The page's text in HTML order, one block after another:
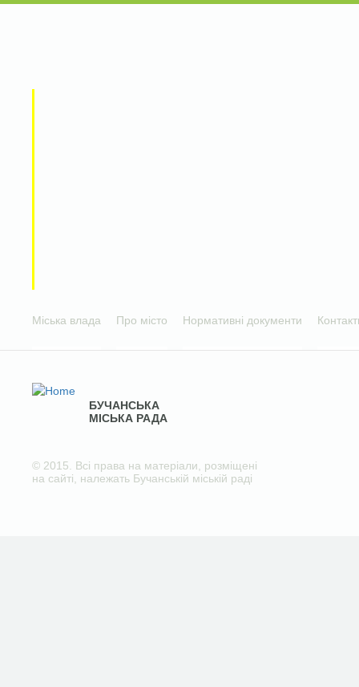
Міська влада Про місто Нормативні документи
БУЧАНСЬКА
МІСЬКА РАДА
© 2015. Всі права на матеріали, розміщені
на сайті, належать Бучанській міській раді